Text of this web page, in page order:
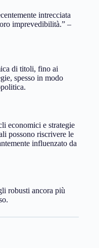
intrecciata
imprevedibilità.” –
di titoli, fino ai
spesso in modo
economici e strategie
possono riscrivere le
influenzato da
robusti ancora più